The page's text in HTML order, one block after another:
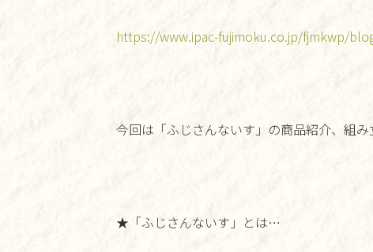
https://www.ipac-fujimoku.co.jp/fjmkwp/
今回は「ふじさんないす」の商品紹介、組み
★「ふじさんないす」とは…